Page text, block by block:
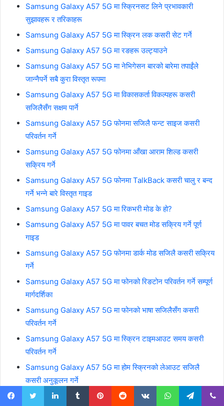
Samsung Galaxy A57 5G मा स्क्रिनसट लिने प्रभावकारी
सुझावहरू र तरिकाहरू
Samsung Galaxy A57 5G मा स्क्रिन लक कसरी सेट गर्ने
Samsung Galaxy A57 5G मा रङहरू उल्ट्याउने
Samsung Galaxy A57 5G मा नेभिगेसन बारको बारेमा तपाईंले
जान्नैपर्ने सबै कुरा विस्तृत रूपमा
Samsung Galaxy A57 5G मा विकासकर्ता विकल्पहरू कसरी
सजिलैसँग सक्षम पार्ने
Samsung Galaxy A57 5G फोनमा सजिलै फन्ट साइज कसरी
परिवर्तन गर्ने
Samsung Galaxy A57 5G फोनमा आँखा आराम शिल्ड कसरी
सक्रिय गर्ने
Samsung Galaxy A57 5G फोनमा TalkBack कसरी चालु र बन्द
गर्ने भन्ने बारे विस्तृत गाइड
Samsung Galaxy A57 5G मा रिकभरी मोड के हो?
Samsung Galaxy A57 5G मा पावर बचत मोड सक्रिय गर्ने पूर्ण
गाइड
Samsung Galaxy A57 5G फोनमा डार्क मोड सजिलै कसरी सक्रिय
गर्ने
Samsung Galaxy A57 5G मा फोनको रिङटोन परिवर्तन गर्ने सम्पूर्ण
मार्गदर्शिका
Samsung Galaxy A57 5G मा फोनको भाषा सजिलैसँग कसरी
परिवर्तन गर्ने
Samsung Galaxy A57 5G मा स्क्रिन टाइमआउट समय कसरी
परिवर्तन गर्ने
Samsung Galaxy A57 5G मा होम स्क्रिनको लेआउट सजिलै
कसरी अनुकूलन गर्ने
Samsung Galaxy A57 5G मा रङहरू सजिलै कसरी सच्याउने